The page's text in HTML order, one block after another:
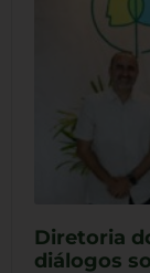
Diretoria
diálogos